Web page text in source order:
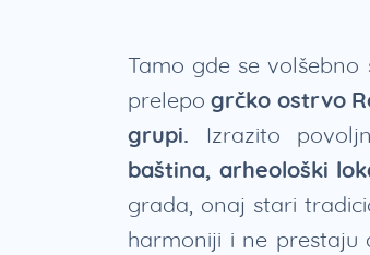
Tamo gde se
prelepo grčko ostrvo
grupi. Izrazito
baština, arheološki
grada, onaj stari
harmoniji i ne